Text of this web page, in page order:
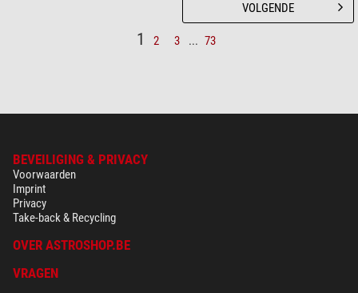
1 2 3 ... 73
VOLGENDE
BEVEILIGING & PRIVACY
Voorwaarden
Imprint
Privacy
Take-back & Recycling
OVER ASTROSHOP.BE
VRAGEN